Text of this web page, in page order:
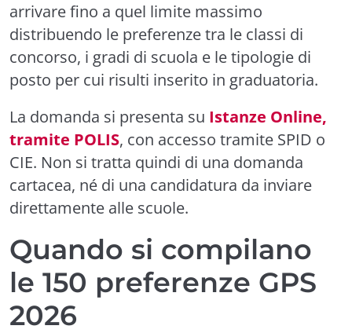
arrivare fino a quel limite massimo
distribuendo le preferenze tra le classi di
concorso, i gradi di scuola e le tipologie di
posto per cui risulti inserito in graduatoria.
La domanda si presenta su Istanze Online,
tramite POLIS, con accesso tramite SPID o
CIE. Non si tratta quindi di una domanda
cartacea, né di una candidatura da inviare
direttamente alle scuole.
Quando si compilano
le 150 preferenze GPS
2026